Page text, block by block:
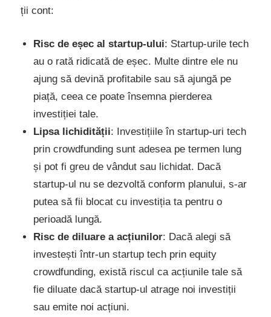
ții cont:
Risc de eșec al startup-ului: Startup-urile tech
au o rată ridicată de eșec. Multe dintre ele nu
ajung să devină profitabile sau să ajungă pe
piață, ceea ce poate însemna pierderea
investiției tale.
Lipsa lichidității: Investițiile în startup-uri tech
prin crowdfunding sunt adesea pe termen lung
și pot fi greu de vândut sau lichidat. Dacă
startup-ul nu se dezvoltă conform planului, s-ar
putea să fii blocat cu investiția ta pentru o
perioadă lungă.
Risc de diluare a acțiunilor: Dacă alegi să
investești într-un startup tech prin equity
crowdfunding, există riscul ca acțiunile tale să
fie diluate dacă startup-ul atrage noi investiții
sau emite noi acțiuni.